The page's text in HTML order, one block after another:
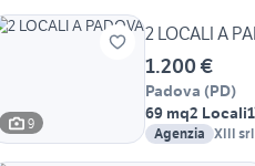
9
2 LOCALI A
1.200 €
Padova (PD)
69 mq2 Locali
Agenzia XIII srl